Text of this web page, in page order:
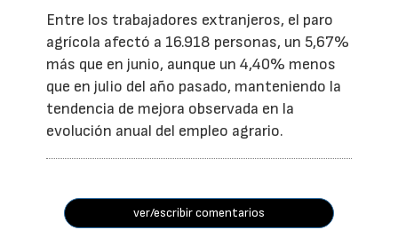
Entre los trabajadores extranjeros, el paro
agrícola afectó a 16.918 personas, un 5,67%
más que en junio, aunque un 4,40% menos
que en julio del año pasado, manteniendo la
tendencia de mejora observada en la
evolución anual del empleo agrario.
ver/escribir comentarios